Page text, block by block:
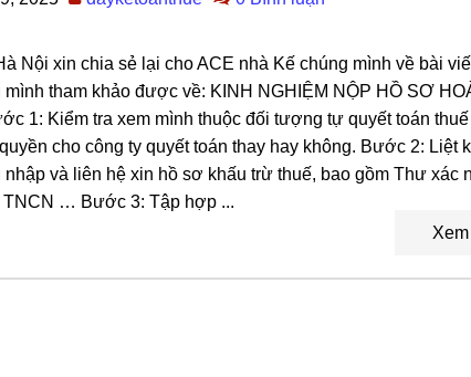
Nội xin chia sẻ lại cho ACE nhà Kế chúng mình về bài
mình tham khảo được về: KINH NGHIỆM NỘP HỒ SƠ
1: Kiểm tra xem mình thuộc đối tượng tự quyết toán
cho công ty quyết toán thay hay không. Bước 2: Liệt
nhập và liên hệ xin hồ sơ khấu trừ thuế, bao gồm Thư xác
TNCN … Bước 3: Tập hợp ...